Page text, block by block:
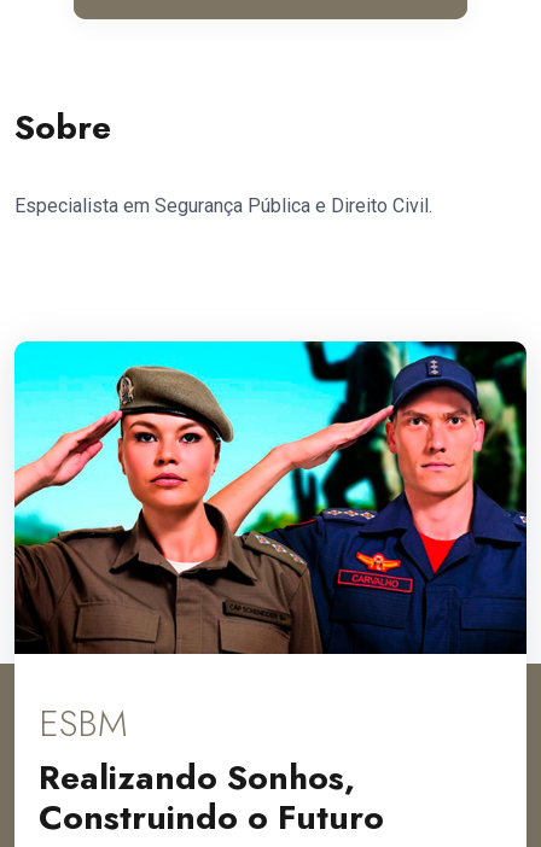
Sobre
Especialista em Segurança Pública e Direito Civil.
ESBM
Realizando Sonhos,
Construindo o Futuro